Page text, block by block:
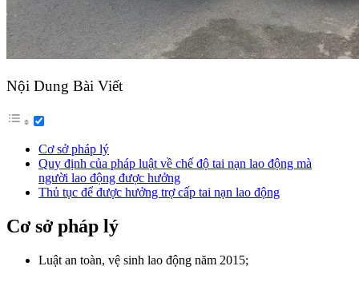
Nội Dung Bài Viết
Cơ sở pháp lý
Quy định của pháp luật về chế độ tai nạn lao động mà
người lao động được hưởng
Thủ tục để được hưởng trợ cấp tai nạn lao động
Cơ sở pháp lý
Luật an toàn, vệ sinh lao động năm 2015;